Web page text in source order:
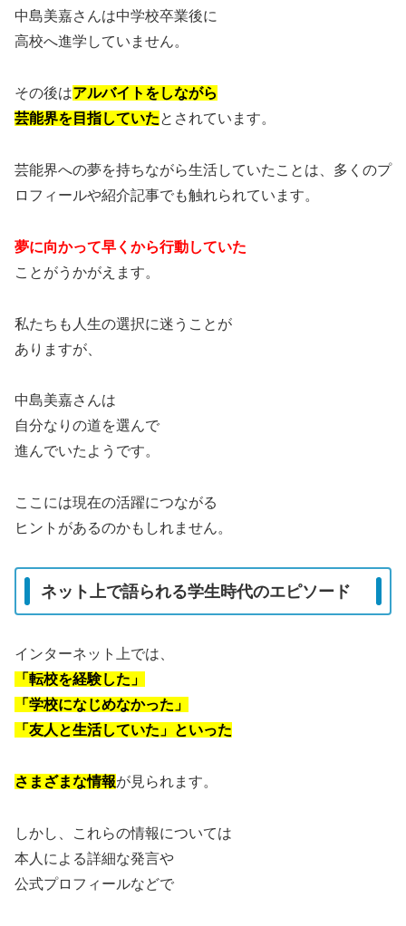
中島美嘉さんは中学校卒業後に
高校へ進学していません。
その後はアルバイトをしながら
芸能界を目指していたとされています。
芸能界への夢を持ちながら生活していたことは、多くのプ
ロフィールや紹介記事でも触れられています。
夢に向かって早くから行動していた
ことがうかがえます。
私たちも人生の選択に迷うことが
ありますが、
中島美嘉さんは
自分なりの道を選んで
進んでいたようです。
ここには現在の活躍につながる
ヒントがあるのかもしれません。
ネット上で語られる学生時代のエピソード
インターネット上では、
「転校を経験した」
「学校になじめなかった」
「友人と生活していた」といった
さまざまな情報が見られます。
しかし、これらの情報については
本人による詳細な発言や
公式プロフィールなどで